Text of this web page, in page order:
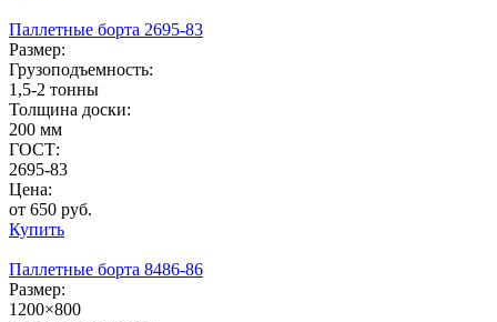
Паллетные борта 2695-83
Размер:
Грузоподъемность:
1,5-2 тонны
Толщина доски:
200 мм
ГОСТ:
2695-83
Цена:
от 650 руб.
Купить
Паллетные борта 8486-86
Размер:
1200×800